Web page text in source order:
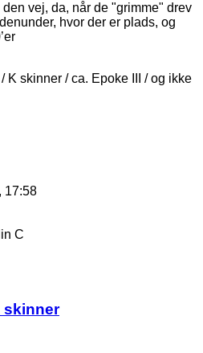
vej, da, når de "grimme" drev
hvor der er plads, og
K skinner / ca. Epoke III / og ikke
17:58
C
skinner